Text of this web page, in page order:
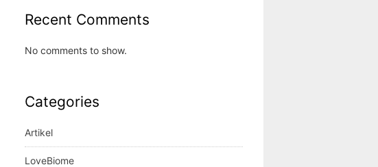
Recent Comments
No comments to show.
Categories
Artikel
LoveBiome